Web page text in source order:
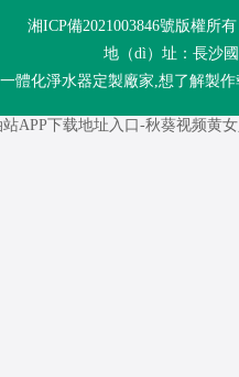
湘ICP備2021003846號版權所
地（dì）址：長沙
體化淨水器定製廠家,想了解製
APP下载地址入口-秋葵视频黄